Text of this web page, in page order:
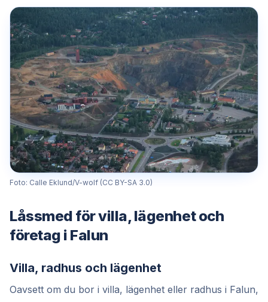
Foto: Calle Eklund/V-wolf (CC BY-SA 3.0)
Låssmed för villa, lägenhet och
företag i Falun
Villa, radhus och lägenhet
Oavsett om du bor i villa, lägenhet eller radhus i Falun,